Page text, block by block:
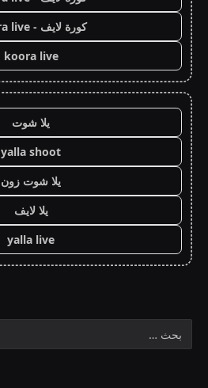
كورة لايف - koora live
koora live
يلا شوت
yalla shoot
يلا شوت زون
يلا لايف
yalla live